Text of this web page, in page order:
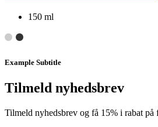
150 ml
Example Subtitle
Tilmeld nyhedsbrev
Tilmeld nyhedsbrev og få 15% i rabat på